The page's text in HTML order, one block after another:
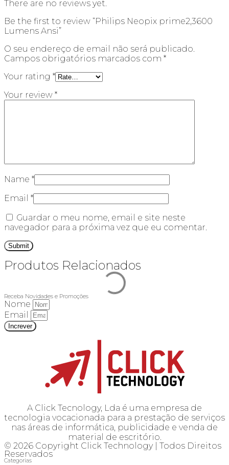
There are no reviews yet.
Be the first to review “Philips Neopix prime2,3600
Lumens Ansi”
O seu endereço de email não será publicado.
Campos obrigatórios marcados com *
Your rating *
Your review *
Name *
Email *
Guardar o meu nome, email e site neste
navegador para a próxima vez que eu comentar.
Produtos Relacionados
Receba Novidades e Promoções
Nome
Email
Increver
A Click Tecnology, Lda é uma empresa de
tecnologia vocacionada para a prestação de serviços
nas áreas de informática, publicidade e venda de
material de escritório.
© 2026 Copyright Click Technology | Todos Direitos
Reservados
Categorias